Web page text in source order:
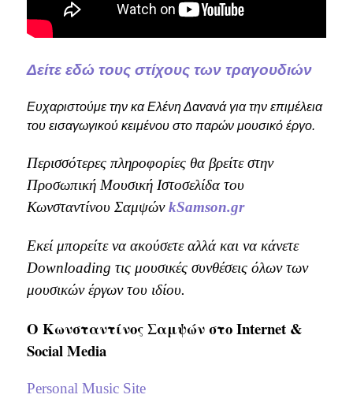
Δείτε εδώ τους στίχους των τραγουδιών
Ευχαριστούμε την κα Ελένη Δανανά για την επιμέλεια
του εισαγωγικού κειμένου στο παρών μουσικό έργο.
Περισσότερες πληροφορίες θα βρείτε στην
Προσωπική Μουσική Ιστοσελίδα του
Κωνσταντίνου Σαμψών kSamson.gr
Εκεί μπορείτε να ακούσετε αλλά και να κάνετε
Downloading τις μουσικές συνθέσεις όλων των
μουσικών έργων του ιδίου.
Ο Κωνσταντίνος Σαμψών στo Internet &
Social Media
Personal Music Site